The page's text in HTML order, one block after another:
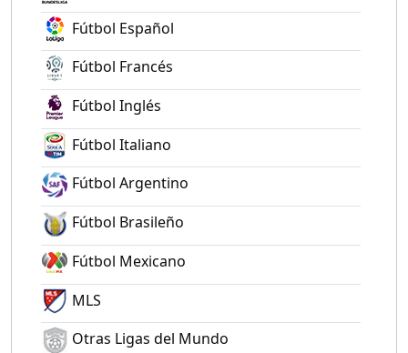
Fútbol Español
Fútbol Francés
Fútbol Inglés
Fútbol Italiano
Fútbol Argentino
Fútbol Brasileño
Fútbol Mexicano
MLS
Otras Ligas del Mundo